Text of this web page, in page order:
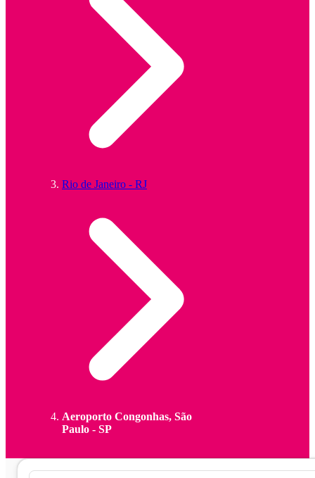
Rio de Janeiro - RJ
Aeroporto Congonhas, São
Paulo - SP